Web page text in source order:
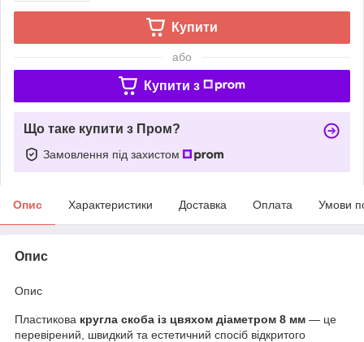
Купити
або
Купити з
Що таке купити з Пром?
Замовлення під захистом
Опис Характеристики Доставка Оплата Умови
Опис
Опис
Пластикова кругла скоба із цвяхом діаметром 8 мм — це
перевірений, швидкий та естетичний спосіб відкритого